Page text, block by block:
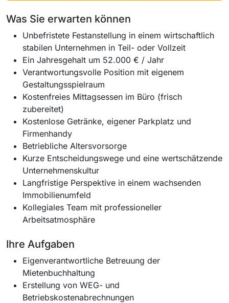
Was Sie erwarten können
Unbefristete Festanstellung in einem wirtschaftlich
stabilen Unternehmen in Teil- oder Vollzeit
Ein Jahresgehalt um 52.000 € / Jahr
Verantwortungsvolle Position mit eigenem
Gestaltungsspielraum
Kostenfreies Mittagsessen im Büro (frisch
zubereitet)
Kostenlose Getränke, eigener Parkplatz und
Firmenhandy
Betriebliche Altersvorsorge
Kurze Entscheidungswege und eine wertschätzende
Unternehmenskultur
Langfristige Perspektive in einem wachsenden
Immobilienumfeld
Kollegiales Team mit professioneller
Arbeitsatmosphäre
Ihre Aufgaben
Eigenverantwortliche Betreuung der
Mietenbuchhaltung
Erstellung von WEG- und
Betriebskostenabrechnungen